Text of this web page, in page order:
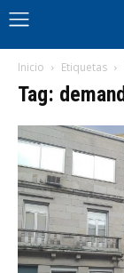
Inicio Etiquetas
Tag: